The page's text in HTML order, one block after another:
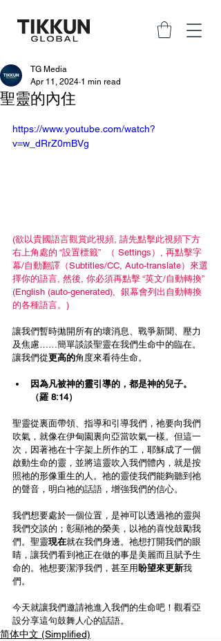
聖靈的內住
TG Media
Apr 11, 2024 1 min read
https://www.youtube.com/watch?
v=w_dRrZ0mBVg
(欲以貴國語言觀賞此視頻, 請先點擊此視頻下方
右上角處的 “設置標籤”  （ Settings）, 再點擊字
幕/自動翻譯（Subtitles/CC, Auto-translate）來選
擇你的語言, 然後, 你必須再點擊 “英文/自動轉換”
(English (auto-generated),  銀幕會列出自動轉換
的各種語言。)
讓我們暫時拋開所有的壞消息、戰爭新聞、壓力
及焦慮……簡單談談聖靈在我們生命中的臨在。
讓我們從更高的角度來看待生命。
因為凡被神的靈引導的，都是神的兒子。
（羅 8:14）
聖靈從裏面帶領、指導和引導我們，祂要向我們
吹氣，就像在伊甸園裏向亞當吹氣一樣。但這一
次，因著祂在十字架上所作的工，耶穌成了一個
啟動生命的靈，並將這靈吹入我們體內，就是按
照祂的形像重生的人。祂的靈使我們能夠聽到祂
的聲音，明白祂的話語，增強我們的信心。
我們想要處於一個位置，是神可以透過祂的靈與
我們交談的；彰顯祂的榮美，以祂的喜悅鼓勵我
們。聖靈現在就在我們身邊。祂想打開我們的眼
睛，讓我們看到祂正在做的事是美麗而且賦予生
命的。祂想要潔淨我們，甚至用盼望來更新我
們。
今天就讓我們邀請祂進入我們的生命吧！觀看亞
設分享這句鼓舞人心的話語。
简体中文 (Simplified)